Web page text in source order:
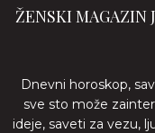
ŽENSKI MAGAZIN
Dnevni horoskop,
sve sto može
ideje, saveti za vezu,